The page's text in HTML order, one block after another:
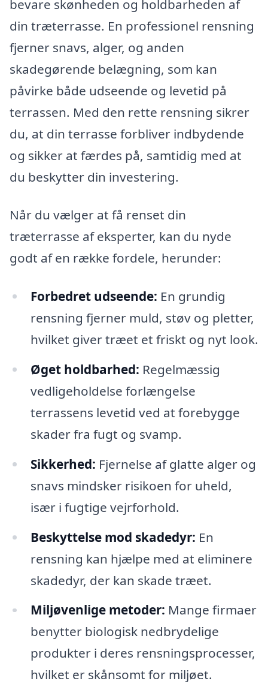
bevare skønheden og holdbarheden af
din træterrasse. En professionel rensning
fjerner snavs, alger, og anden
skadegørende belægning, som kan
påvirke både udseende og levetid på
terrassen. Med den rette rensning sikrer
du, at din terrasse forbliver indbydende
og sikker at færdes på, samtidig med at
du beskytter din investering.
Når du vælger at få renset din
træterrasse af eksperter, kan du nyde
godt af en række fordele, herunder:
Forbedret udseende: En grundig
rensning fjerner muld, støv og pletter,
hvilket giver træet et friskt og nyt look.
Øget holdbarhed: Regelmæssig
vedligeholdelse forlængelse
terrassens levetid ved at forebygge
skader fra fugt og svamp.
Sikkerhed: Fjernelse af glatte alger og
snavs mindsker risikoen for uheld,
især i fugtige vejrforhold.
Beskyttelse mod skadedyr: En
rensning kan hjælpe med at eliminere
skadedyr, der kan skade træet.
Miljøvenlige metoder: Mange firmaer
benytter biologisk nedbrydelige
produkter i deres rensningsprocesser,
hvilket er skånsomt for miljøet.